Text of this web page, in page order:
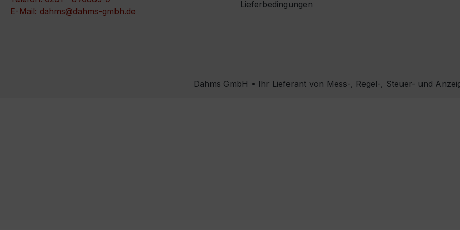
E-Mail: dahms@dahms-gmbh.de
Lieferbedingungen
Dahms GmbH • Ihr Lieferant von Mess-, Regel-, Steuer- und